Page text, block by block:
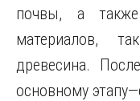
почвы, а также
материалов,
древесина.
основному